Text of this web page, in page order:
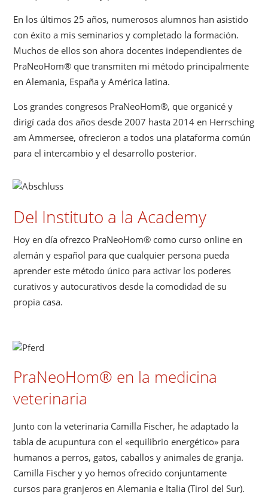
En los últimos 25 años, numerosos alumnos han asistido
con éxito a mis seminarios y completado la formación.
Muchos de ellos son ahora docentes independientes de
PraNeoHom® que transmiten mi método principalmente
en Alemania, España y América latina.
Los grandes congresos PraNeoHom®, que organicé y
dirigí cada dos años desde 2007 hasta 2014 en Herrsching
am Ammersee, ofrecieron a todos una plataforma común
para el intercambio y el desarrollo posterior.
Del Instituto a la Academy
Hoy en día ofrezco PraNeoHom® como curso online en
alemán y español para que cualquier persona pueda
aprender este método único para activar los poderes
curativos y autocurativos desde la comodidad de su
propia casa.
PraNeoHom® en la medicina
veterinaria
Junto con la veterinaria Camilla Fischer, he adaptado la
tabla de acupuntura con el «equilibrio energético» para
humanos a perros, gatos, caballos y animales de granja.
Camilla Fischer y yo hemos ofrecido conjuntamente
cursos para granjeros en Alemania e Italia (Tirol del Sur).